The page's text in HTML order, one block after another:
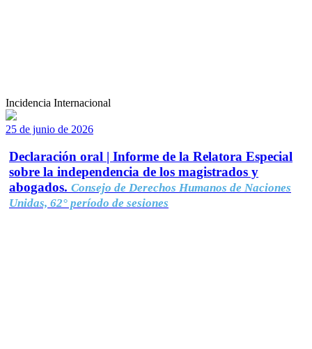
Incidencia Internacional
25 de junio de 2026
Declaración oral | Informe de la Relatora Especial
sobre la independencia de los magistrados y
abogados. Consejo de Derechos Humanos de Naciones
Unidas, 62° período de sesiones